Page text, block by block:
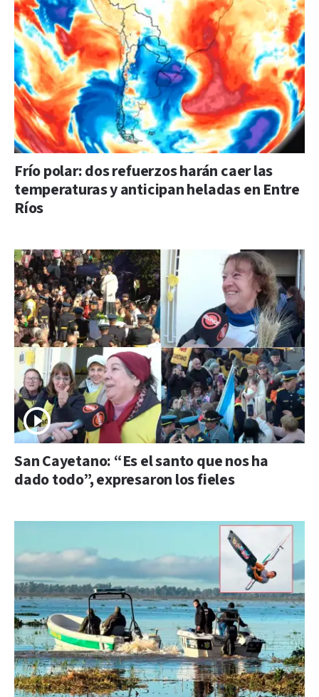
Frío polar: dos refuerzos harán caer las
temperaturas y anticipan heladas en Entre
Ríos
San Cayetano: “Es el santo que nos ha
dado todo”, expresaron los fieles